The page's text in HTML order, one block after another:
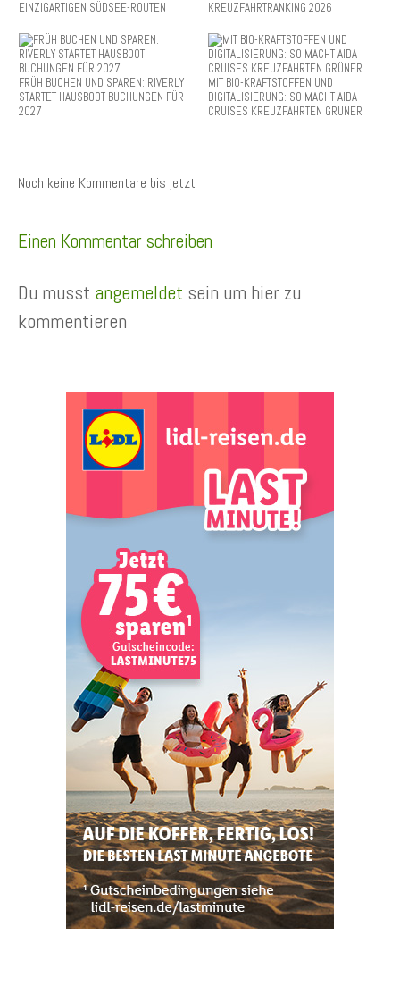
EINZIGARTIGEN SÜDSEE-ROUTEN
KREUZFAHRTRANKING 2026
FRÜH BUCHEN UND SPAREN: RIVERLY
STARTET HAUSBOOT BUCHUNGEN FÜR
2027
MIT BIO-KRAFTSTOFFEN UND
DIGITALISIERUNG: SO MACHT AIDA
CRUISES KREUZFAHRTEN GRÜNER
Noch keine Kommentare bis jetzt
Einen Kommentar schreiben
Du musst angemeldet sein um hier zu
kommentieren